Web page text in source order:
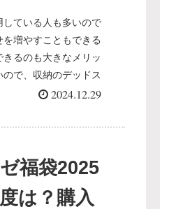
ている人も多いので
増やすこともできる
るのも大きなメリッ
で、収納のデッドス
2024.12.29
福袋2025
は？購入